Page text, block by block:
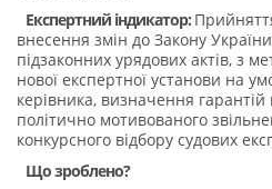
Експертний індикатор:
внесення змін до Закону
підзаконних урядових актів, з
нової експертної установи на
керівника, визначення гарантій
політично мотивованого
конкурсного відбору судових
Що зроблено?